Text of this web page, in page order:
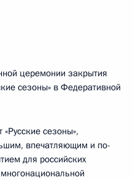
церемонии закрытия
сезоны» в Федеративной
сезоны»,
впечатляющим и по-
для российских